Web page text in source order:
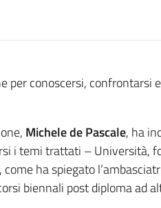
per conoscersi,
Michele de Pascale, ha
i temi trattati – Università,
come ha spiegato
biennali post diploma ad